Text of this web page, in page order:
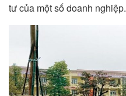
tư của một số doanh nghiệp.